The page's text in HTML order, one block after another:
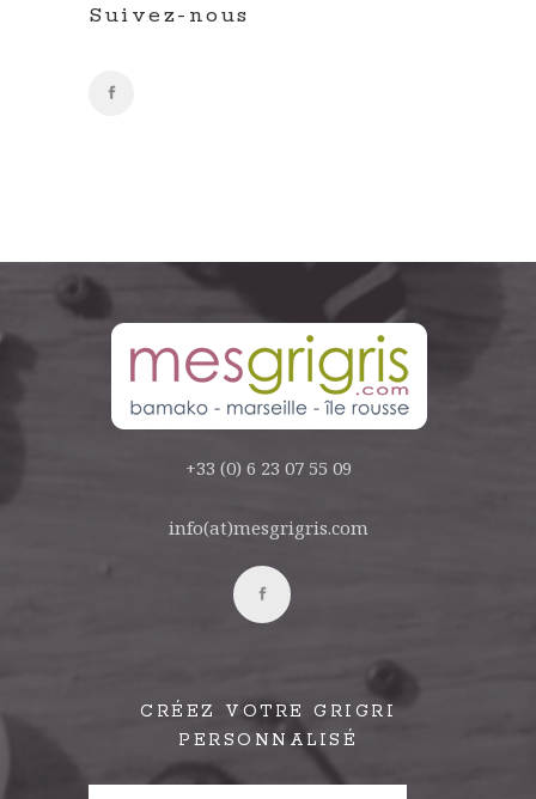
Suivez-nous
+33 (0) 6 23 07 55 09
info(at)mesgrigris.com
CRÉEZ VOTRE GRIGRI
PERSONNALISÉ